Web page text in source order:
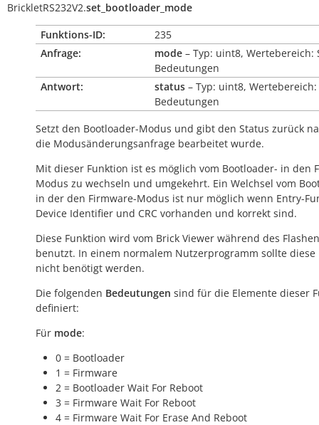
BrickletRS232V2.set_bootloader_mode
Funktions-ID:
235
Anfrage:
mode – Typ: uint8, Wertebereich:
Bedeutungen
Antwort:
status – Typ: uint8, Wertebereich:
Bedeutungen
Setzt den Bootloader-Modus und gibt den Status zurück
die Modusänderungsanfrage bearbeitet wurde.
Mit dieser Funktion ist es möglich vom Bootloader- in den
Modus zu wechseln und umgekehrt. Ein Welchsel vom
in der den Firmware-Modus ist nur möglich wenn Entry-
Device Identifier und CRC vorhanden und korrekt sind.
Diese Funktion wird vom Brick Viewer während des
benutzt. In einem normalem Nutzerprogramm sollte diese
nicht benötigt werden.
Die folgenden Bedeutungen sind für die Elemente dieser
definiert:
Für mode:
0 = Bootloader
1 = Firmware
2 = Bootloader Wait For Reboot
3 = Firmware Wait For Reboot
4 = Firmware Wait For Erase And Reboot